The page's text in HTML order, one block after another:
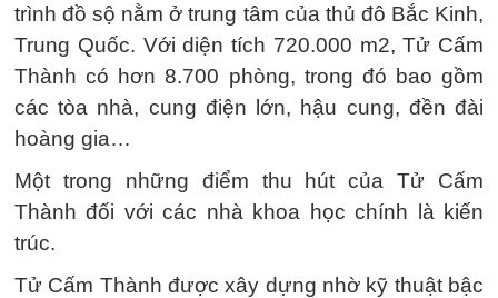
trình đồ sộ nằm ở trung tâm của thủ đô Bắc Kinh,
Trung Quốc. Với diện tích 720.000 m2, Tử Cấm
Thành có hơn 8.700 phòng, trong đó bao gồm
các tòa nhà, cung điện lớn, hậu cung, đền đài
hoàng gia…
Một trong những điểm thu hút của Tử Cấm
Thành đối với các nhà khoa học chính là kiến
trúc.
Tử Cấm Thành được xây dựng nhờ kỹ thuật bậc